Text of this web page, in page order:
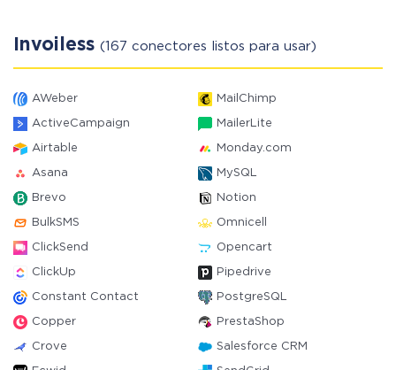
Invoiless (167 conectores listos para usar)
AWeber MailChimp
ActiveCampaign MailerLite
Airtable Monday.com
Asana MySQL
Brevo Notion
BulkSMS Omnicell
ClickSend Opencart
ClickUp Pipedrive
Constant Contact PostgreSQL
Copper PrestaShop
Crove Salesforce CRM